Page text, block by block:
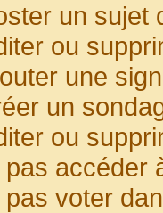
un sujet
ou
une
un
ou
accéder
voter